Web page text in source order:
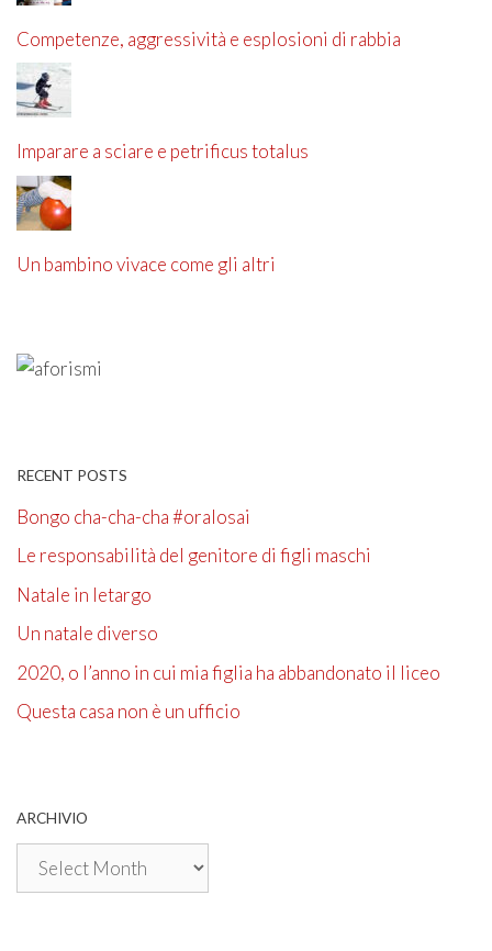
Competenze, aggressività e esplosioni di rabbia
Imparare a sciare e petrificus totalus
Un bambino vivace come gli altri
RECENT POSTS
Bongo cha-cha-cha #oralosai
Le responsabilità del genitore di figli maschi
Natale in letargo
Un natale diverso
2020, o l’anno in cui mia figlia ha abbandonato il liceo
Questa casa non è un ufficio
ARCHIVIO
Archivio